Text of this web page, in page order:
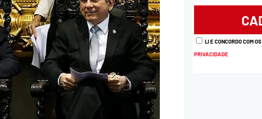
LI E CONCORDO COM OS
PRIVACIDADE